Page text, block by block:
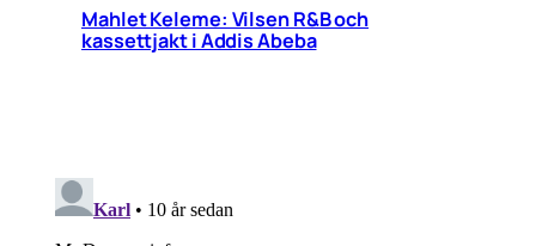
Mahlet Keleme: Vilsen R&B och
kassettjakt i Addis Abeba